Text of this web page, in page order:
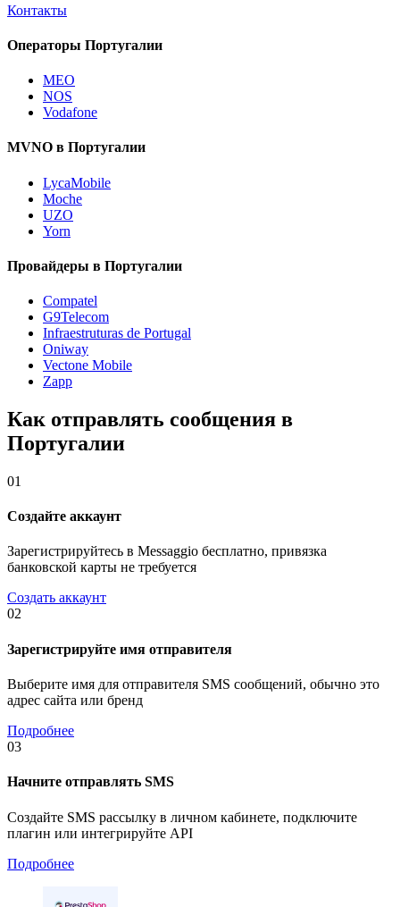
Контакты
Операторы Португалии
MEO
NOS
Vodafone
MVNO в Португалии
LycaMobile
Moche
UZO
Yorn
Провайдеры в Португалии
Compatel
G9Telecom
Infraestruturas de Portugal
Oniway
Vectone Mobile
Zapp
Как отправлять сообщения в
Португалии
01
Создайте аккаунт
Зарегистрируйтесь в Messaggio бесплатно, привязка
банковской карты не требуется
Создать аккаунт
02
Зарегистрируйте имя отправителя
Выберите имя для отправителя SMS сообщений, обычно это
адрес сайта или бренд
Подробнее
03
Начните отправлять SMS
Создайте SMS рассылку в личном кабинете, подключите
плагин или интегрируйте API
Подробнее